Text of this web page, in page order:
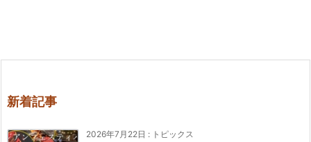
新着記事
2026年7月22日 : トピックス